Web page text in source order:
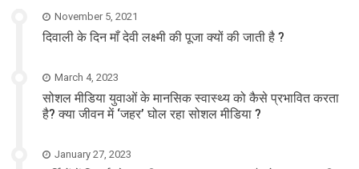
November 5, 2021
दिवाली के दिन माँ देवी लक्ष्मी की पूजा क्यों की जाती है ?
March 4, 2023
सोशल मीडिया युवाओं के मानसिक स्वास्थ्य को कैसे प्रभावित करता
है? क्या जीवन में ‘जहर’ घोल रहा सोशल मीडिया ?
January 27, 2023